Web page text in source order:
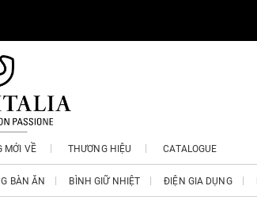
MỚI VỀ THƯƠNG HIỆU CATALOGUE
BÀN ĂN BÌNH GIỮ NHIỆT ĐIỆN GIA DỤNG